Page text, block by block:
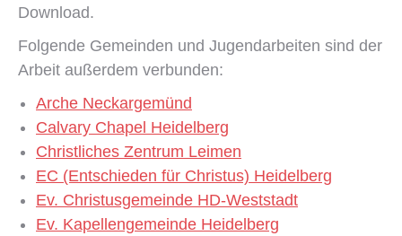
Download.
Folgende Gemeinden und Jugendarbeiten sind der
Arbeit außerdem verbunden:
Arche Neckargemünd
Calvary Chapel Heidelberg
Christliches Zentrum Leimen
EC (Entschieden für Christus) Heidelberg
Ev. Christusgemeinde HD-Weststadt
Ev. Kapellengemeinde Heidelberg